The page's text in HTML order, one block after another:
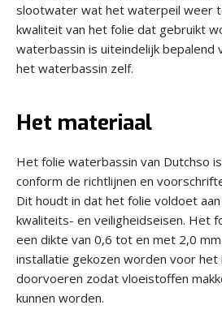
slootwater wat het waterpeil weer
kwaliteit van het folie dat gebruikt
waterbassin is uiteindelijk bepalend
het waterbassin zelf.
Het materiaal
Het folie waterbassin van Dutchso
conform de richtlijnen en
Dit houdt in dat het folie voldoet
kwaliteits- en veiligheidseisen. Het
een dikte van 0,6 tot en met 2,0
installatie gekozen worden voor het
doorvoeren zodat vloeistoffen
kunnen worden.